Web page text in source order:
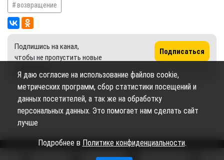
возвращение
Подпишись на канал,
чтобы не пропустить новые
Подписаться
Я даю согласие на использование файлов cookie,
метрических программ, сбор статистики посещений и
данных посетителей, а так же на обработку
персональных данных. Это помогает нам сделать сайт
лучше
Подробнее в Политике конфиденциальности.